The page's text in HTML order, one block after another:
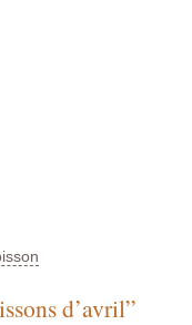
d’avril”